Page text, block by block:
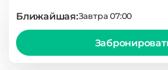
Ближайшая:Завтра 07:00